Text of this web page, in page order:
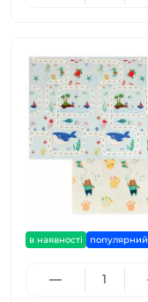
в наявності популярний